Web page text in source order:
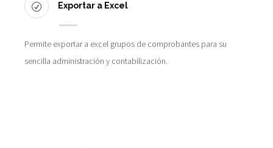
Exportar a Excel
Permite exportar a excel grupos de comprobantes para su
sencilla administración y contabilización.